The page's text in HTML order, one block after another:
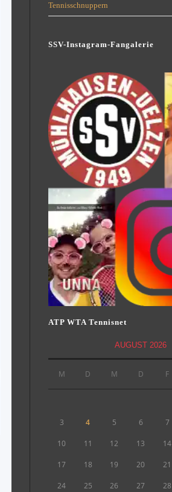
Tennisschnuppern
SSV-Instagram-Fangalerie
ATP WTA Tennisnet
AUGUST 2026
M D M D F
3 4 5 6 7
10 11 12 13 14
17 18 19 20 21
24 25 26 27 28